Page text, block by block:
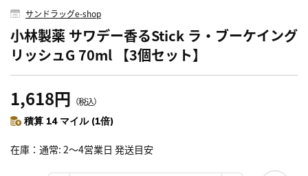
サンドラッグe-shop
小林製薬 サワデー香るStick ラ・ブーケイング
リッシュG 70ml 【3個セット】
1,618円 （税込）
積算 14 マイル (1倍)
在庫 通常: 2～4営業日 発送目安